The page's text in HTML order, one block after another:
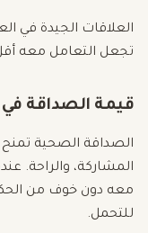
العلاقات الجيدة في
تجعل التعامل معه أقل
قيمة الصداقة
الصداقة الصحية
المشاركة، والراحة.
معه دون خوف من
للتحمل.